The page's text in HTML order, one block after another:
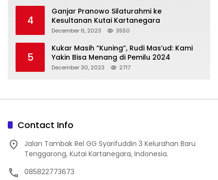
4
Ganjar Pranowo Silaturahmi ke
Kesultanan Kutai Kartanegara
December 6, 2023 3550
5
Kukar Masih “Kuning”, Rudi Mas’ud: Kami
Yakin Bisa Menang di Pemilu 2024
December 30, 2023 2717
Contact Info
Jalan Tambak Rel GG Syarifuddin 3 Kelurahan Baru
Tenggarong, Kutai Kartanegara, Indonesia.
085822773673